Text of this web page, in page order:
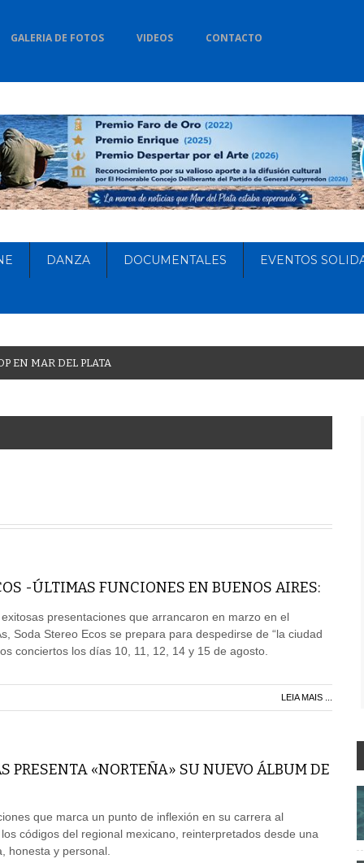
GALERIA DE FOTOS VIDEOS CONTACTO
DANZA DOCUMENTALES EVENTOS
P EN MAR DEL PLATA
-ÚLTIMAS FUNCIONES EN BUENOS AIRES:
presentaciones que arrancaron en marzo en el
Soda Stereo Ecos se prepara para despedirse de “la ciudad
conciertos los días 10, 11, 12, 14 y 15 de agosto.
LEIA MAIS ...
PRESENTA «NORTEÑA» SU NUEVO ÁLBUM DE
que marca un punto de inflexión en su carrera al
códigos del regional mexicano, reinterpretados desde una
honesta y personal.